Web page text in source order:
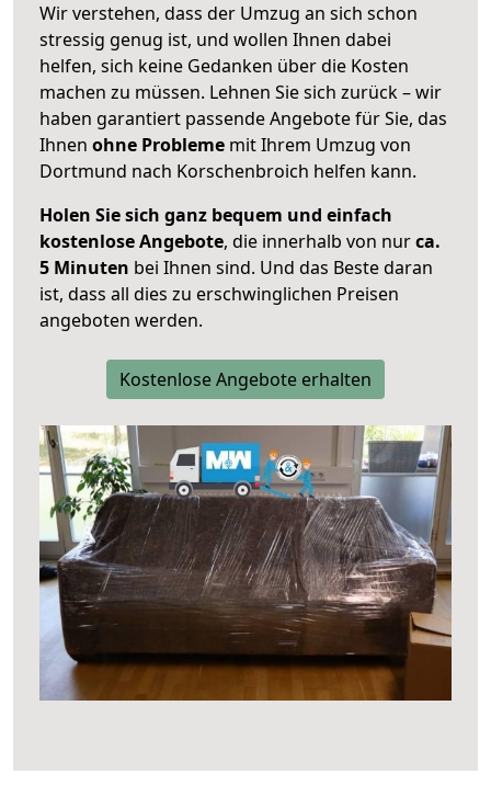
Wir verstehen, dass der Umzug an sich schon
stressig genug ist, und wollen Ihnen dabei
helfen, sich keine Gedanken über die Kosten
machen zu müssen. Lehnen Sie sich zurück – wir
haben garantiert passende Angebote für Sie, das
Ihnen ohne Probleme mit Ihrem Umzug von
Dortmund nach Korschenbroich helfen kann.
Holen Sie sich ganz bequem und einfach
kostenlose Angebote, die innerhalb von nurca.
5 Minuten bei Ihnen sind. Und das Beste daran
ist, dass all dies zu erschwinglichen Preisen
angeboten werden.
Kostenlose Angebote erhalten